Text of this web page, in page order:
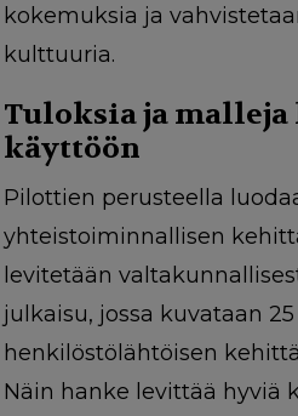
kokemuksia ja
kulttuuria.
Tuloksia ja malleja
käyttöön
Pilottien perusteella
yhteistoiminnallisen
levitetään
julkaisu, jossa kuvataan
henkilöstölähtöisen
Näin hanke levittää hyviä